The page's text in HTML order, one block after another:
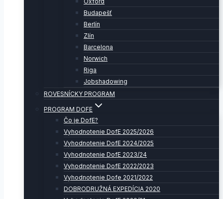
Budapešť
Berlín
Zlín
Barcelona
Norwich
Riga
Jobshadowing
ROVESNÍCKY PROGRAM
PROGRAM DOFE
Čo je DofE?
Vyhodnotenie DofE 2025/2026
Vyhodnotenie DofE 2024/2025
Vyhodnotenie DofE 2023/24
Vyhodnotenie DofE 2022/2023
Vyhodnotenie Dofe 2021/2022
DOBRODRUŽNÁ EXPEDÍCIA 2020